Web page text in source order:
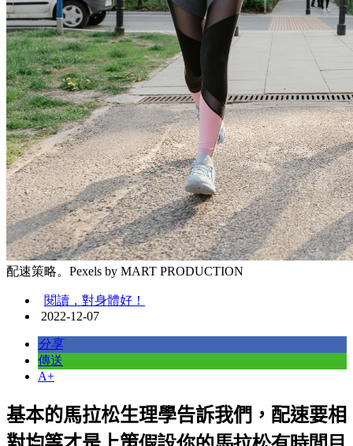
配速策略。Pexels by MART PRODUCTION
閱讀，對身體好！
2022-12-07
分享
傳送
A+
基本的馬拉松生理學告訴我們，配速要相